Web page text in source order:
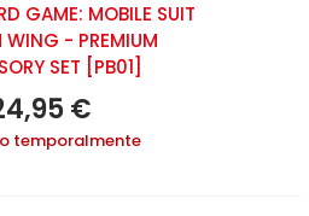
GAME: MOBILE SUIT
WING - PREMIUM
SET [PB01]
€
temporalmente